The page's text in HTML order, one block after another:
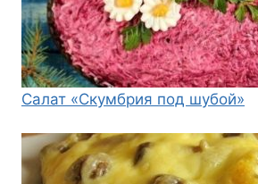
Салат «Скумбрия под шубой»